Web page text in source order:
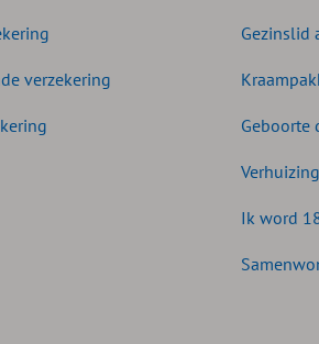
verzekering
Gezinslid
Geboorte
Ik word